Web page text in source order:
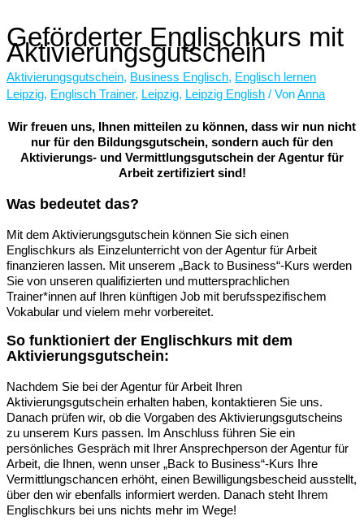
Geförderter Englischkurs mit
Aktivierungsgutschein
Aktivierungsgutschein, Business Englisch, Englisch lernen
Leipzig, Englisch Trainer, Leipzig, Leipzig English / VonAnna
Wir freuen uns, Ihnen mitteilen zu können, dass wir nun nicht
nur für den Bildungsgutschein, sondern auch für den
Aktivierungs- und Vermittlungsgutschein der Agentur für
Arbeit zertifiziert sind!
Was bedeutet das?
Mit dem Aktivierungsgutschein können Sie sich einen
Englischkurs als Einzelunterricht von der Agentur für Arbeit
finanzieren lassen. Mit unserem „Back to Business“-Kurs werden
Sie von unseren qualifizierten und muttersprachlichen
Trainer*innen auf Ihren künftigen Job mit berufsspezifischem
Vokabular und vielem mehr vorbereitet.
So funktioniert der Englischkurs mit dem
Aktivierungsgutschein:
Nachdem Sie bei der Agentur für Arbeit Ihren
Aktivierungsgutschein erhalten haben, kontaktieren Sie uns.
Danach prüfen wir, ob die Vorgaben des Aktivierungsgutscheins
zu unserem Kurs passen. Im Anschluss führen Sie ein
persönliches Gespräch mit Ihrer Ansprechperson der Agentur für
Arbeit, die Ihnen, wenn unser „Back to Business“-Kurs Ihre
Vermittlungschancen erhöht, einen Bewilligungsbescheid ausstellt,
über den wir ebenfalls informiert werden. Danach steht Ihrem
Englischkurs bei uns nichts mehr im Wege!